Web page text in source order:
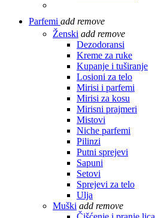
Parfemi add remove
Ženski add remove
Dezodoransi
Kreme za ruke
Kupanje i tuširanje
Losioni za telo
Mirisi i parfemi
Mirisi za kosu
Mirisni prajmeri
Mistovi
Niche parfemi
Pilinzi
Putni sprejevi
Sapuni
Setovi
Sprejevi za telo
Ulja
Muški add remove